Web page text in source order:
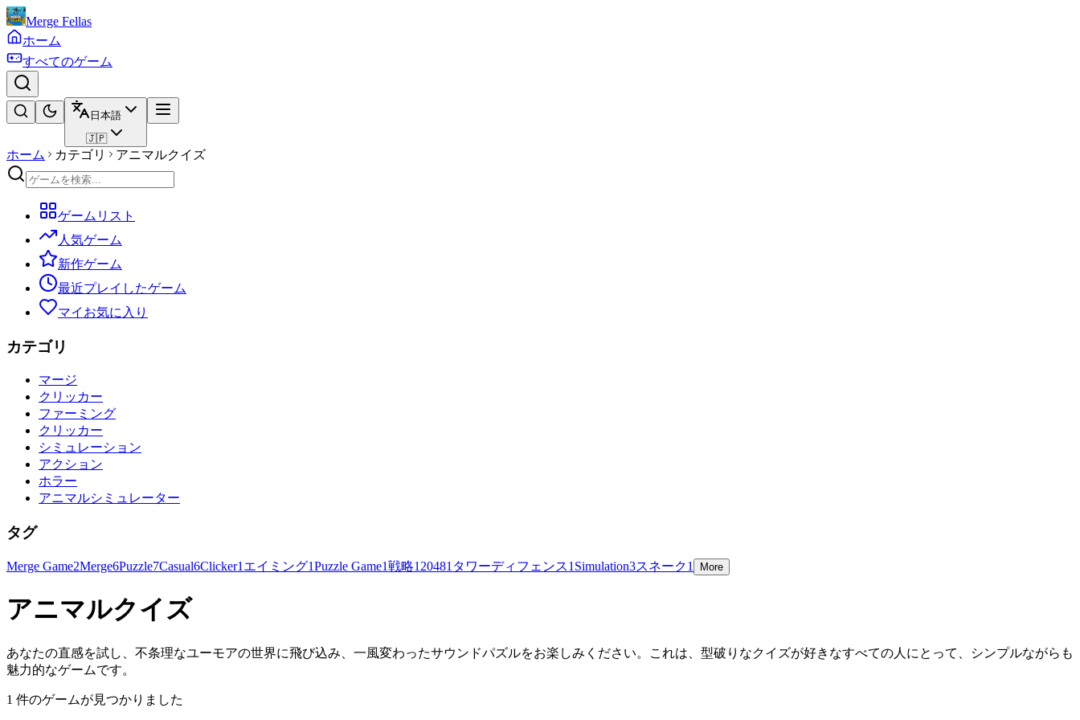
Merge Fellas
ホーム
すべてのゲーム
日本語
🇯🇵
ホーム カテゴリ アニマルクイズ
ゲームリスト
人気ゲーム
新作ゲーム
最近プレイしたゲーム
マイお気に入り
カテゴリ
マージ
クリッカー
ファーミング
クリッカー
シミュレーション
アクション
ホラー
アニマルシミュレーター
タグ
Merge Game2Merge6Puzzle7Casual6Clicker1 エイミング1Puzzle Game1戦略1 20481 タワーディフェンス1 Simulation3スネーク1 More
アニマルクイズ
あなたの直感を試し、不条理なユーモアの世界に飛び込み、一風変わったサウンドパズルをお楽しみください。これは、型破りなクイズが好きなすべての人にとって、シンプルながらも
魅力的なゲームです。
1 件のゲームが見つかりました